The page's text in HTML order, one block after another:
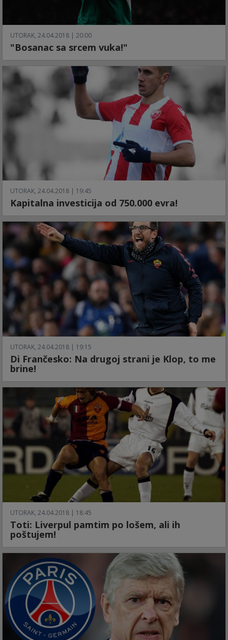
UTORAK, 24.04.2018 | 20:00
"Bosanac sa srcem vuka!"
UTORAK, 24.04.2018 | 19:45
Kapitalna investicija od 750.000 evra!
UTORAK, 24.04.2018 | 19:15
Di Frančesko: Na drugoj strani je Klop, to me
brine!
UTORAK, 24.04.2018 | 18:45
Toti: Liverpul pamtim po lošem, ali ih
poštujem!